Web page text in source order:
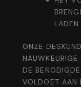
ONZE
DE
VOLDOET AAN